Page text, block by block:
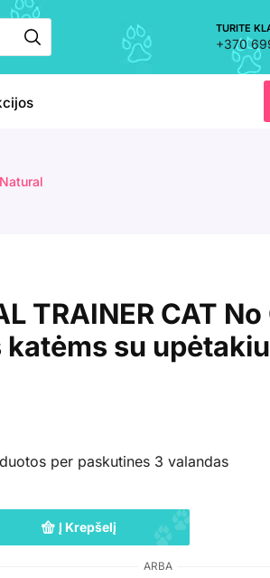
TURITE
+370
TRAINER CAT
katėms su
per paskutines 3 valandas
Į Krepšelį
ARBA